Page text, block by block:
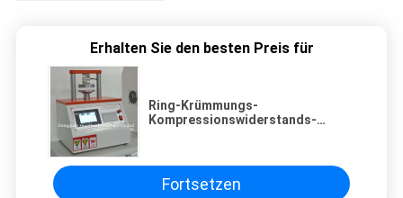
Erhalten Sie den besten Preis für
Ring-Krümmungs-
Kompressionswiderstands-
Fortsetzen